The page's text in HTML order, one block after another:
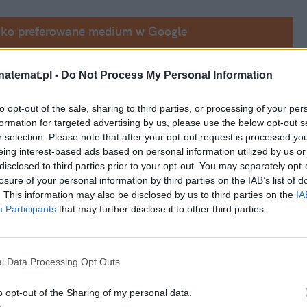
- Do Not Process My Personal Information
opt-out of the sale, sharing to third parties, or processing of your
for targeted advertising by us, please use the below opt-out
selection. Please note that after your opt-out request is processed
interest-based ads based on personal information utilized by us
to third parties prior to your opt-out. You may separately
of your personal information by third parties on the IAB’s list of
This information may also be disclosed by us to third parties on the
Participants that may further disclose it to other third parties.
Data Processing Opt Outs
opt-out of the Sharing of my personal data.
preferowane medium w Google
Andersena "Krainy lodu" przyniosła
są niedorzeczne, ale wielu hejterów nie
orientacją seksualną jednej z głównych
do końca.